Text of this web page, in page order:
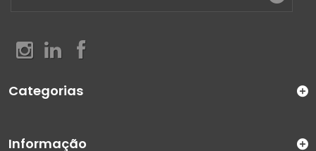
Categorias
Informação